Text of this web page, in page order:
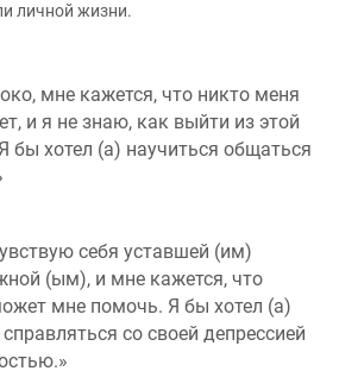
личной жизни.
мне кажется, что никто меня
и я не знаю, как выйти из этой
бы хотел (а) научиться общаться
себя уставшей (им)
(ым), и мне кажется, что
мне помочь. Я бы хотел (а)
со своей депрессией